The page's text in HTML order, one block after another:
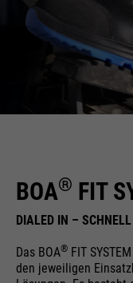
BOA® FIT
DIALED IN –
Das BOA® FIT
den jeweiligen